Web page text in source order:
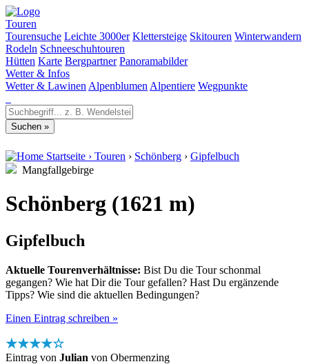
Touren
Tourensuche Leichte 3000er Klettersteige Skitouren Winterwandern
Rodeln Schneeschuhtouren
Hütten Karte Bergpartner Panoramabilder
Wetter & Infos
Wetter & Lawinen Alpenblumen Alpentiere Wegpunkte
Startseite › Touren › Schönberg › Gipfelbuch
Mangfallgebirge
Schönberg (1621 m)
Gipfelbuch
Aktuelle Tourenverhältnisse: Bist Du die Tour schonmal
gegangen? Wie hat Dir die Tour gefallen? Hast Du ergänzende
Tipps? Wie sind die aktuellen Bedingungen?
Einen Eintrag schreiben »
★★★★☆
Eintrag von Julian von Obermenzing